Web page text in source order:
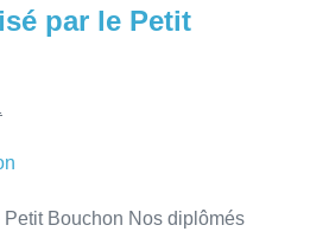
par le Petit
Bouchon Nos diplômés